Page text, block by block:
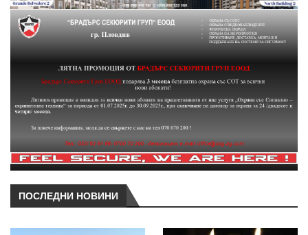
ПОСЛЕДНИ НОВИНИ